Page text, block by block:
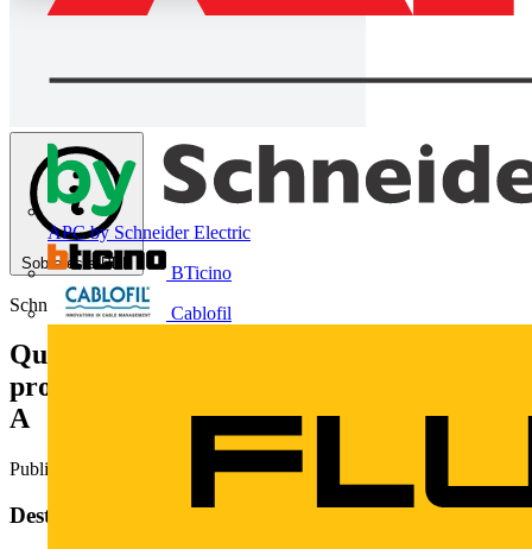
APC by Schneider Electric
BTicino
Cablofil
Sobre este PDF
Schneider Electric
Quadros de distribuição, dispositivos de
proteção, controle e comando de 0,5 a 125
A
Publicado: 27 de julho de 2010· Categoria: Catálogos
Deste documento